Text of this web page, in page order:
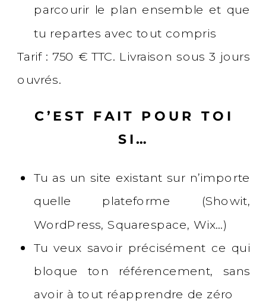
parcourir le plan ensemble et que
tu repartes avec tout compris
Tarif : 750 € TTC. Livraison sous 3 jours
ouvrés.
C’EST FAIT POUR TOI
SI…
Tu as un site existant sur n’importe
quelle plateforme (Showit,
WordPress, Squarespace, Wix…)
Tu veux savoir précisément ce qui
bloque ton référencement, sans
avoir à tout réapprendre de zéro